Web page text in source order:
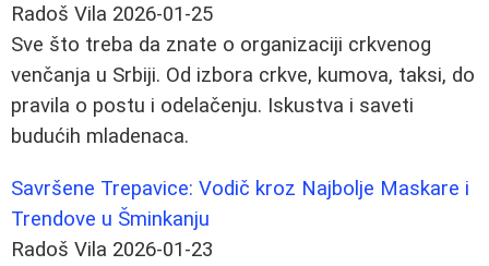
Radoš Vila 2026-01-25
Sve što treba da znate o organizaciji crkvenog
venčanja u Srbiji. Od izbora crkve, kumova, taksi, do
pravila o postu i odelačenju. Iskustva i saveti
budućih mladenaca.
Savršene Trepavice: Vodič kroz Najbolje Maskare i
Trendove u Šminkanju
Radoš Vila 2026-01-23